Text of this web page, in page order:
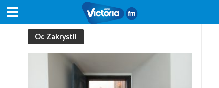
Od Zakrystii